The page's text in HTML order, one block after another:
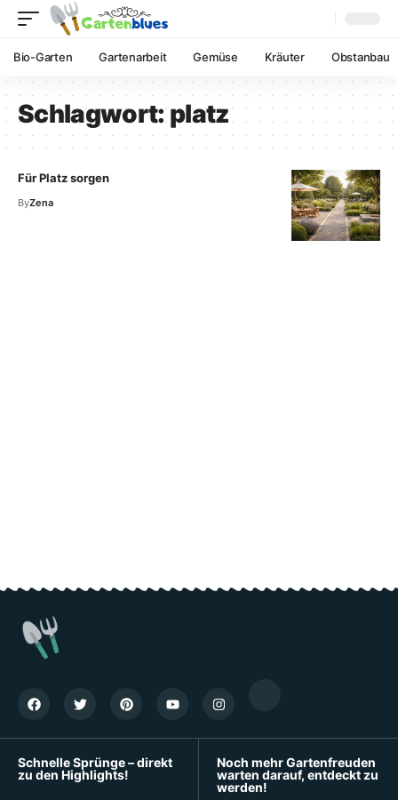
Bio-Garten Gartenarbeit Gemüse Kräuter Obstanbau
Schlagwort:platz
Für Platz sorgen
ByZena
Schnelle Sprünge – direkt
zu den Highlights!
Noch mehr Gartenfreuden
warten darauf, entdeckt zu
werden!